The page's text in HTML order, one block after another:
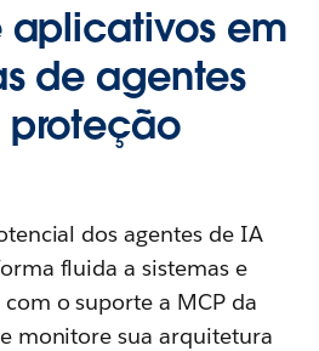
aplicativos em
de agentes
dos agentes de IA
fluida a sistemas e
o suporte a MCP da
monitore sua arquitetura